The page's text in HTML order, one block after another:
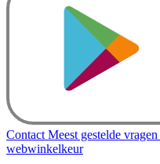
Contact Meest gestelde vragen
webwinkelkeur